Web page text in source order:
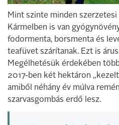
Mint szinte minden
Kármelben is van
fodormenta, borsmenta és
teafüvet szárítanak. Ezt is
Megélhetésük érdekében
2017-ben két hektáron
amiből néhány év múlva
szarvasgombás erdő lesz.